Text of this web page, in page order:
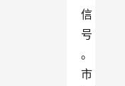
信
号
。
市